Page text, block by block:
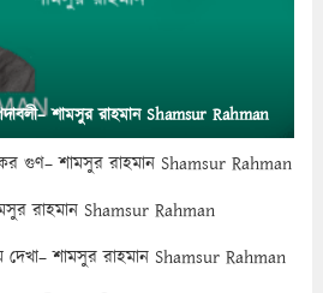
শামসুর রাহমান Shamsur Rahman
গুণ– শামসুর রাহমান Shamsur Rahman
রাহমান Shamsur Rahman
শামসুর রাহমান Shamsur Rahman